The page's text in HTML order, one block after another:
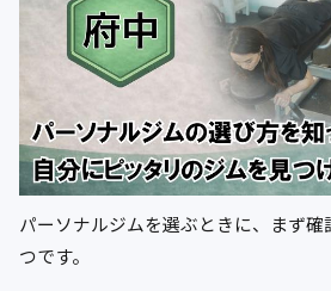
パーソナルジムを選ぶときに、まず
つです。